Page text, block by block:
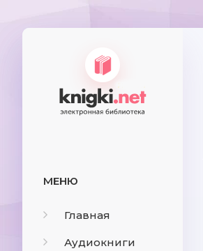
МЕНЮ
Главная
Аудиокниги